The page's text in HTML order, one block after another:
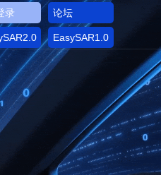
录 论坛
EasySAR1.0